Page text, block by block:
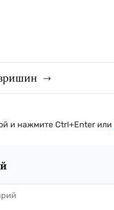
и нажмите Ctrl+Enter или